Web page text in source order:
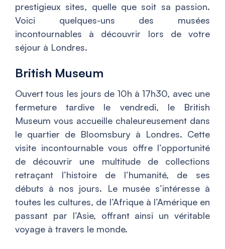
prestigieux sites, quelle que soit sa passion.
Voici quelques-uns des musées
incontournables à découvrir lors de votre
séjour à Londres.
British Museum
Ouvert tous les jours de 10h à 17h30, avec une
fermeture tardive le vendredi, le British
Museum vous accueille chaleureusement dans
le quartier de Bloomsbury à Londres. Cette
visite incontournable vous offre l’opportunité
de découvrir une multitude de collections
retraçant l’histoire de l’humanité, de ses
débuts à nos jours. Le musée s’intéresse à
toutes les cultures, de l’Afrique à l’Amérique en
passant par l’Asie, offrant ainsi un véritable
voyage à travers le monde.